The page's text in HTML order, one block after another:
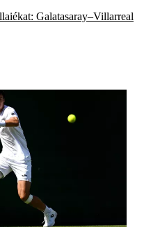
Galatasaray–Villarreal